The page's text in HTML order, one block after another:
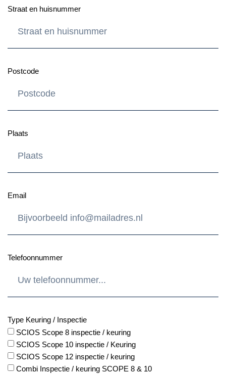
Straat en huisnummer
Postcode
Plaats
Email
Telefoonnummer
Type Keuring / Inspectie
SCIOS Scope 8 inspectie / keuring
SCIOS Scope 10 inspectie / Keuring
SCIOS Scope 12 inspectie / keuring
Combi Inspectie / keuring SCOPE 8 & 10